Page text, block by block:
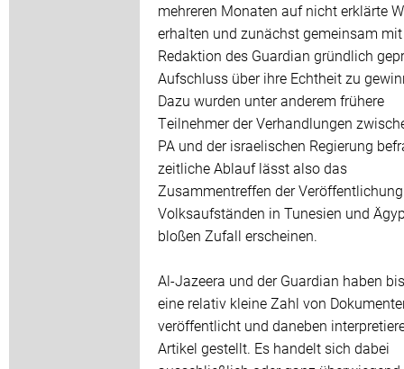
mehreren Monaten auf nicht erklärte
erhalten und zunächst gemeinsam
Redaktion des Guardian gründlich
Aufschluss über ihre Echtheit zu
Dazu wurden unter anderem frühere
Teilnehmer der Verhandlungen
PA und der israelischen Regierung
zeitliche Ablauf lässt also das
Zusammentreffen der
Volksaufständen in Tunesien und
bloßen Zufall erscheinen.
Al-Jazeera und der Guardian haben
eine relativ kleine Zahl von
veröffentlicht und daneben
Artikel gestellt. Es handelt sich dabei